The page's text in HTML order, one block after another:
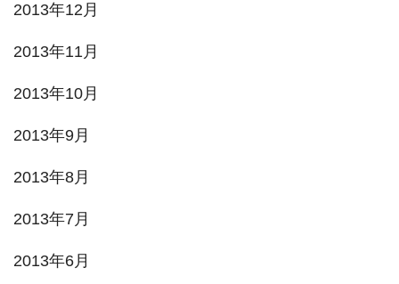
2013年12月
2013年11月
2013年10月
2013年9月
2013年8月
2013年7月
2013年6月